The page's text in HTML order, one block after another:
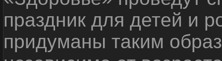
праздник для детей и
придуманы таким